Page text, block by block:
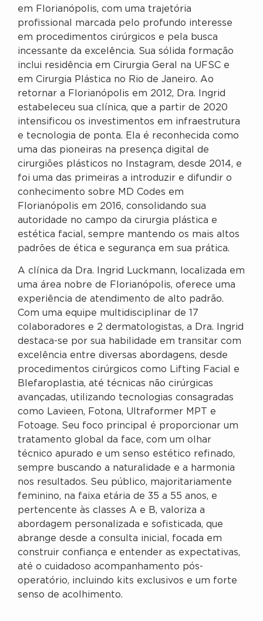
em Florianópolis, com uma trajetória
profissional marcada pelo profundo interesse
em procedimentos cirúrgicos e pela busca
incessante da excelência. Sua sólida formação
inclui residência em Cirurgia Geral na UFSC e
em Cirurgia Plástica no Rio de Janeiro. Ao
retornar a Florianópolis em 2012, Dra. Ingrid
estabeleceu sua clínica, que a partir de 2020
intensificou os investimentos em infraestrutura
e tecnologia de ponta. Ela é reconhecida como
uma das pioneiras na presença digital de
cirurgiões plásticos no Instagram, desde 2014, e
foi uma das primeiras a introduzir e difundir o
conhecimento sobre MD Codes em
Florianópolis em 2016, consolidando sua
autoridade no campo da cirurgia plástica e
estética facial, sempre mantendo os mais altos
padrões de ética e segurança em sua prática.
A clínica da Dra. Ingrid Luckmann, localizada em
uma área nobre de Florianópolis, oferece uma
experiência de atendimento de alto padrão.
Com uma equipe multidisciplinar de 17
colaboradores e 2 dermatologistas, a Dra. Ingrid
destaca-se por sua habilidade em transitar com
excelência entre diversas abordagens, desde
procedimentos cirúrgicos como Lifting Facial e
Blefaroplastia, até técnicas não cirúrgicas
avançadas, utilizando tecnologias consagradas
como Lavieen, Fotona, Ultraformer MPT e
Fotoage. Seu foco principal é proporcionar um
tratamento global da face, com um olhar
técnico apurado e um senso estético refinado,
sempre buscando a naturalidade e a harmonia
nos resultados. Seu público, majoritariamente
feminino, na faixa etária de 35 a 55 anos, e
pertencente às classes A e B, valoriza a
abordagem personalizada e sofisticada, que
abrange desde a consulta inicial, focada em
construir confiança e entender as expectativas,
até o cuidadoso acompanhamento pós-
operatório, incluindo kits exclusivos e um forte
senso de acolhimento.